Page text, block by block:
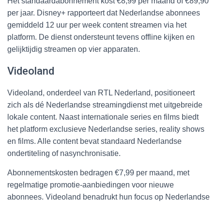
per jaar. Disney+ rapporteert dat Nederlandse abonnees
gemiddeld 12 uur per week content streamen via het
platform. De dienst ondersteunt tevens offline kijken en
gelijktijdig streamen op vier apparaten.
Videoland
Videoland, onderdeel van RTL Nederland, positioneert
zich als dé Nederlandse streamingdienst met uitgebreide
lokale content. Naast internationale series en films biedt
het platform exclusieve Nederlandse series, reality shows
en films. Alle content bevat standaard Nederlandse
ondertiteling of nasynchronisatie.
Abonnementskosten bedragen €7,99 per maand, met
regelmatige promotie-aanbiedingen voor nieuwe
abonnees. Videoland benadrukt hun focus op Nederlandse